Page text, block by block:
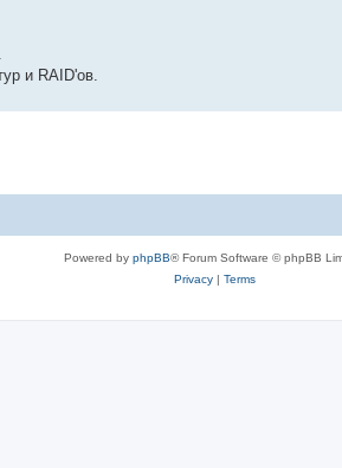
и RAID'ов.
Powered by phpBB® Forum Software © phpBB
Privacy| Terms